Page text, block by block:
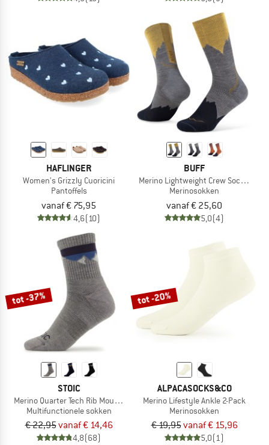
HAFLINGER
Women's Grizzly Cuoricini
Pantoffels
vanaf € 75,95
4,6(10)
BUFF
Merino Lightweight Crew Sock LWC3
Merinosokken
vanaf € 25,60
5,0(4)
tot -37%
STOIC
Merino Quarter Tech Rib Mountains Socks
Multifunctionele sokken
€ 22,95vanaf € 14,46
4,8(68)
tot -20%
ALPACASOCKS&CO
Merino Lifestyle Ankle 2-Pack
Merinosokken
€ 19,95vanaf € 15,96
5,0(1)